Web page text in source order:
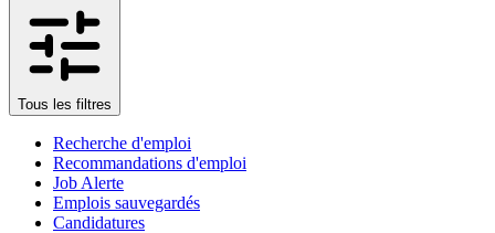
Tous les filtres
Recherche d'emploi
Recommandations d'emploi
Job Alerte
Emplois sauvegardés
Candidatures